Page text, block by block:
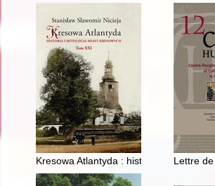
Kresowa Atlantyda : historia i mitologia
Lettre de